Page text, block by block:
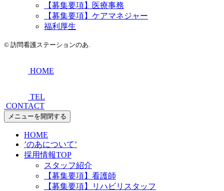
【募集要項】医療事務
【募集要項】ケアマネジャー
福利厚生
© 訪問看護ステーションのあ.
HOME
TEL
CONTACT
メニューを開閉する
HOME
’のあについて’
採用情報TOP
スタッフ紹介
【募集要項】看護師
【募集要項】リハビリスタッフ